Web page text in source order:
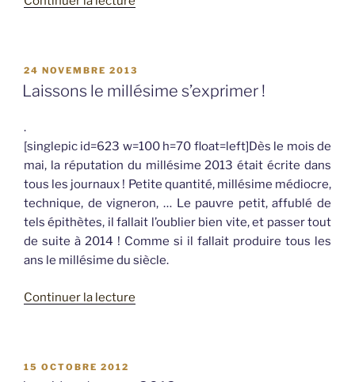
! »
PUBLIÉ
LE
24 NOVEMBRE 2013
Laissons le millésime s’exprimer !
.
[singlepic id=623 w=100 h=70 float=left]Dès le mois de
mai, la réputation du millésime 2013 était écrite dans
tous les journaux ! Petite quantité, millésime médiocre,
technique, de vigneron, … Le pauvre petit, affublé de
tels épithètes, il fallait l’oublier bien vite, et passer tout
de suite à 2014 ! Comme si il fallait produire tous les
ans le millésime du siècle.
Continuer la lecture
PUBLIÉ
15 OCTOBRE 2012